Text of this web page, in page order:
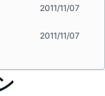
2011/11/07
2011/11/07